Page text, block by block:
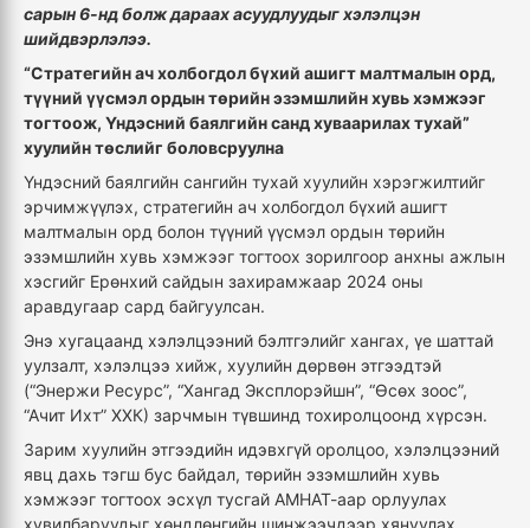
сарын 6-нд болж дараах асуудлуудыг хэлэлцэн
шийдвэрлэлээ.
“Стратегийн ач холбогдол бүхий ашигт малтмалын орд,
түүний үүсмэл ордын төрийн эзэмшлийн хувь хэмжээг
тогтоож, Үндэсний баялгийн санд хуваарилах тухай”
хуулийн төслийг боловсруулна
Үндэсний баялгийн сангийн тухай хуулийн хэрэгжилтийг
эрчимжүүлэх, стратегийн ач холбогдол бүхий ашигт
малтмалын орд болон түүний үүсмэл ордын төрийн
эзэмшлийн хувь хэмжээг тогтоох зорилгоор анхны ажлын
хэсгийг Ерөнхий сайдын захирамжаар 2024 оны
аравдугаар сард байгуулсан.
Энэ хугацаанд хэлэлцээний бэлтгэлийг хангах, үе шаттай
уулзалт, хэлэлцээ хийж, хуулийн дөрвөн этгээдтэй
(“Энержи Ресурс”, “Хангад Эксплорэйшн”, “Өсөх зоос”,
“Ачит Ихт” ХХК) зарчмын түвшинд тохиролцоонд хүрсэн.
Зарим хуулийн этгээдийн идэвхгүй оролцоо, хэлэлцээний
явц дахь тэгш бус байдал, төрийн эзэмшлийн хувь
хэмжээг тогтоох эсхүл тусгай АМНАТ-аар орлуулах
хувилбаруудыг хөндлөнгийн шинжээчдээр хянуулах